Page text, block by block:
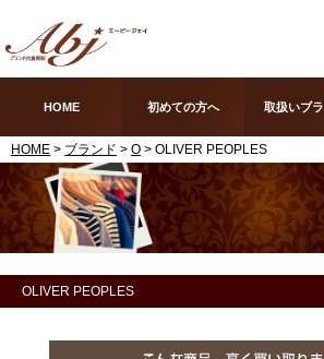
HOME 初めての方へ 取扱いブ
HOME > ブランド > O > OLIVER PEOPLES
OLIVER PEOPLES